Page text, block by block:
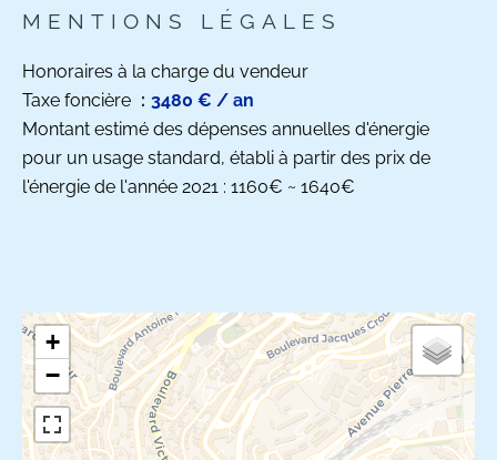
MENTIONS LÉGALES
Honoraires à la charge du vendeur
Taxe foncière
3480 € / an
Montant estimé des dépenses annuelles d'énergie
pour un usage standard, établi à partir des prix de
l'énergie de l'année 2021 : 1160€ ~ 1640€
+
−